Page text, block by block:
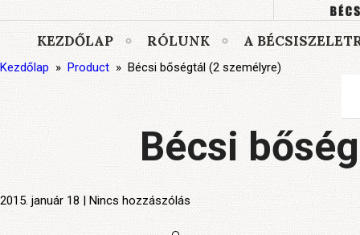
KEZDŐLAP RÓLUNK A
Kezdőlap » Product » Bécsi bőségtál (2 személyre)
Bécsi
2015. január 18 | Nincs hozzászólás